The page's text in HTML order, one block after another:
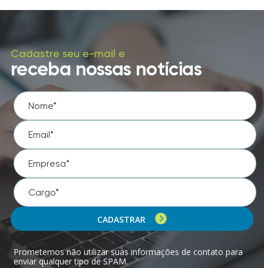
Cadastre seu e-mail e
receba nossas notícias
CADASTRAR
Prometemos não utilizar suas informações de contato para
enviar qualquer tipo de SPAM.